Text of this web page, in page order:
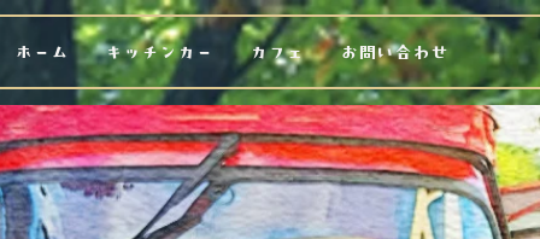
ホーム キッチンカー カフェ お問い合わせ